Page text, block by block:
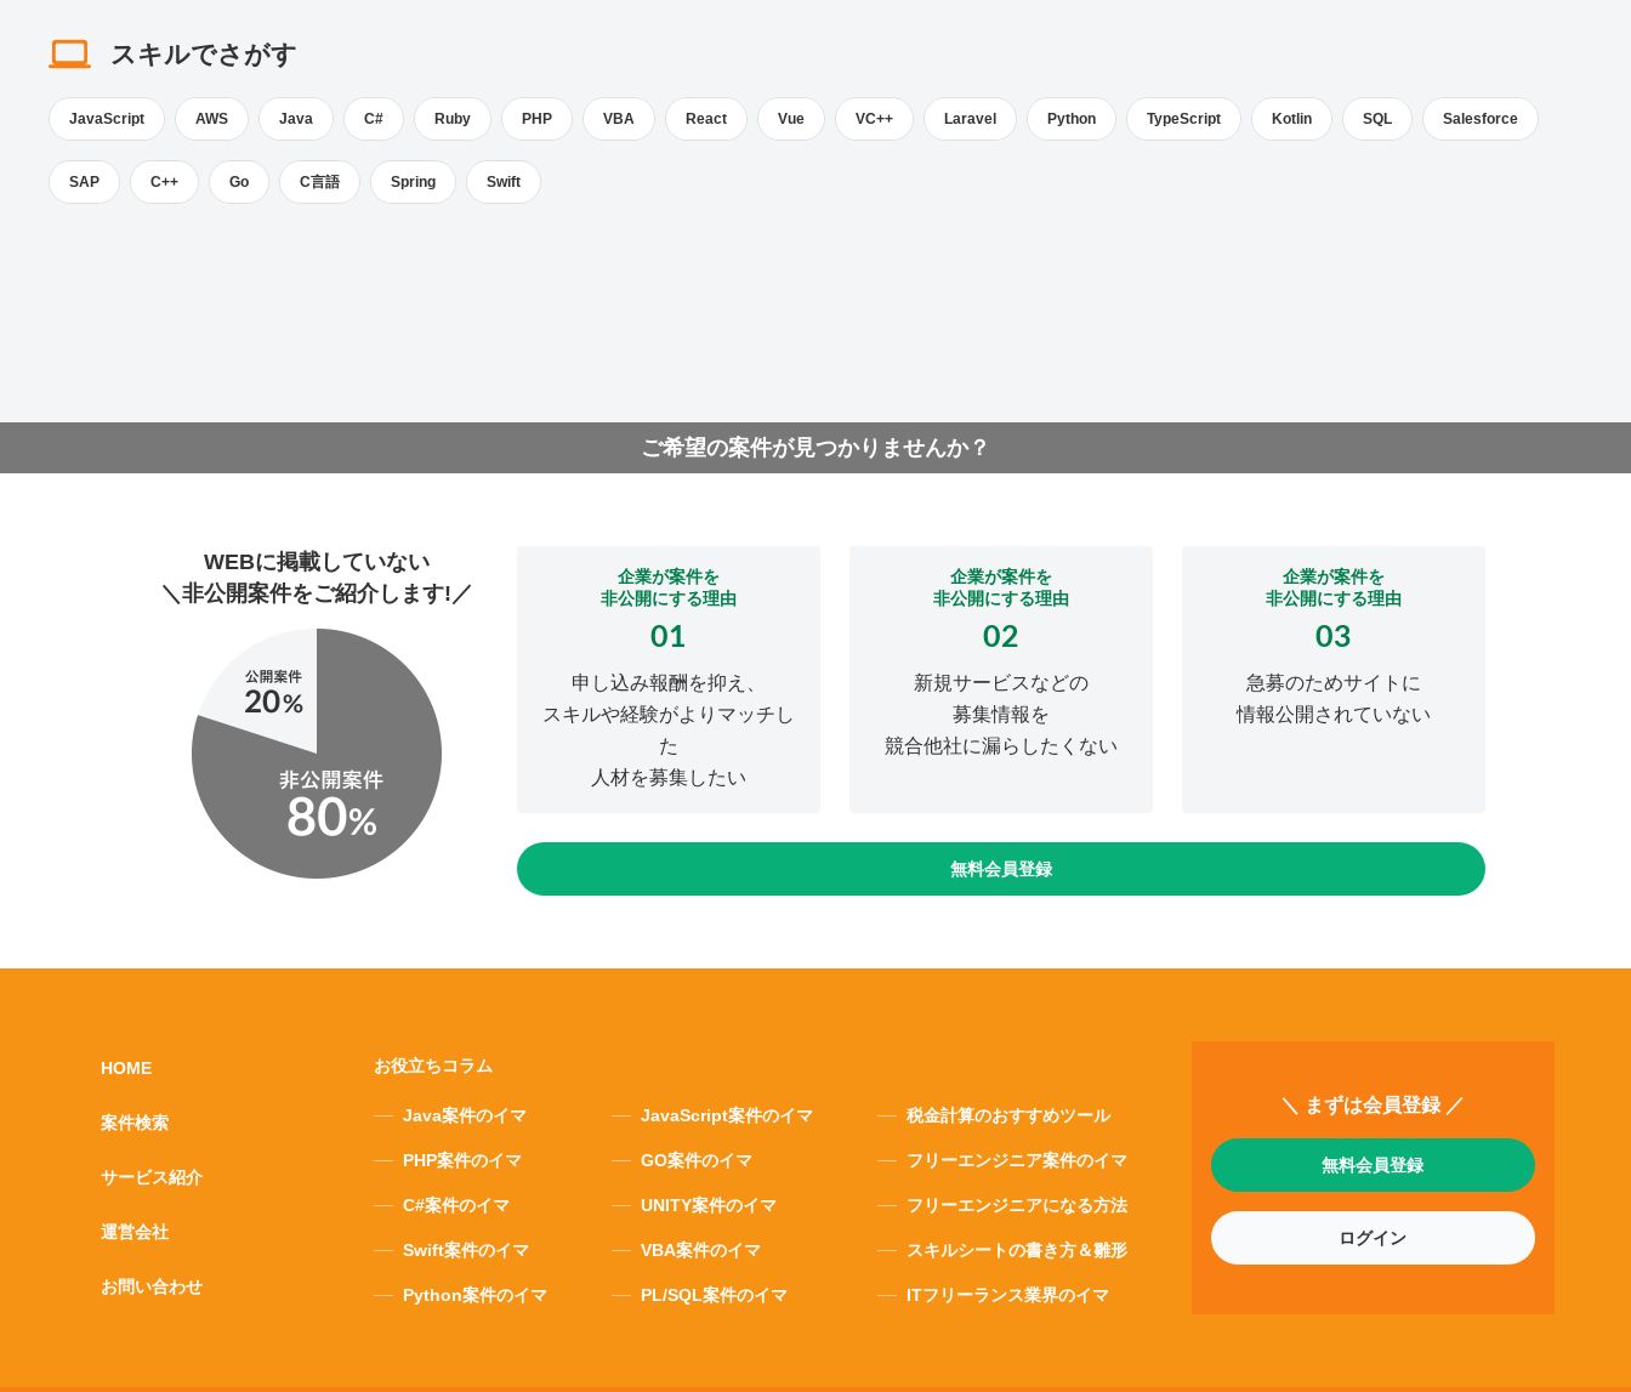
スキルでさがす
JavaScript AWS Java C# Ruby PHP VBA React Vue VC++ Laravel Python TypeScript Kotlin SQL Salesforce
SAP C++ Go C言語 Spring Swift
ご希望の案件が見つかりませんか？
WEBに掲載していない
＼非公開案件をご紹介します!／
企業が案件を
非公開にする理由
01
申し込み報酬を抑え、
スキルや経験がよりマッチし
た
人材を募集したい
企業が案件を
非公開にする理由
02
新規サービスなどの
募集情報を
競合他社に漏らしたくない
企業が案件を
非公開にする理由
03
急募のためサイトに
情報公開されていない
無料会員登録
HOME
案件検索
サービス紹介
運営会社
お問い合わせ
お役立ちコラム
Java案件のイマ
PHP案件のイマ
C#案件のイマ
Swift案件のイマ
Python案件のイマ
JavaScript案件のイマ
GO案件のイマ
UNITY案件のイマ
VBA案件のイマ
PL/SQL案件のイマ
税金計算のおすすめツール
フリーエンジニア案件のイマ
フリーエンジニアになる方法
スキルシートの書き方＆雛形
ITフリーランス業界のイマ
＼ まずは会員登録 ／
無料会員登録
ログイン